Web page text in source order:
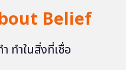
Belief
ทำในสิ่งที่เชื่อ